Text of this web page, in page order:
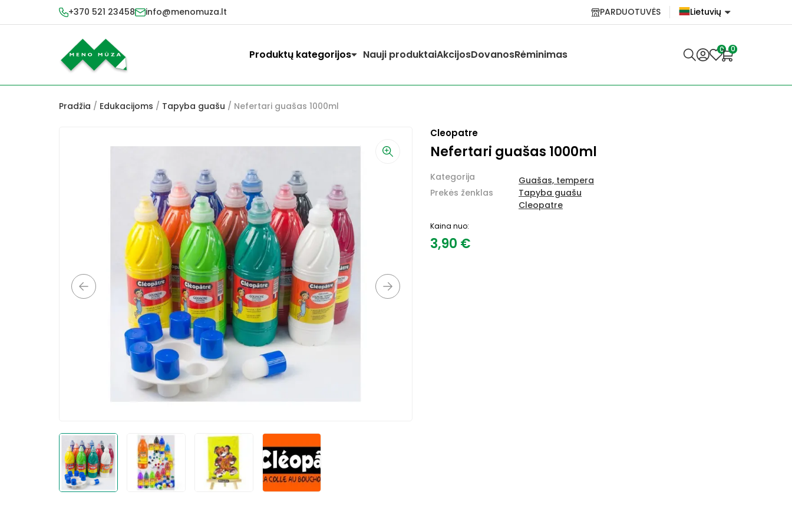
+370 521 23458 info@menomuza.lt PARDUOTUVĖS
Lietuvių
Lietuvių
Produktų kategorijos Nauji produktaiAkcijosDovanosRėminimas 0 0
Pradžia / Edukacijoms / Tapyba guašu / Nefertari guašas 1000ml
Cleopatre
Nefertari guašas 1000ml
Kategorija
Prekės ženklas
Guašas, tempera
Tapyba guašu
Cleopatre
Kaina nuo:
3,90 €